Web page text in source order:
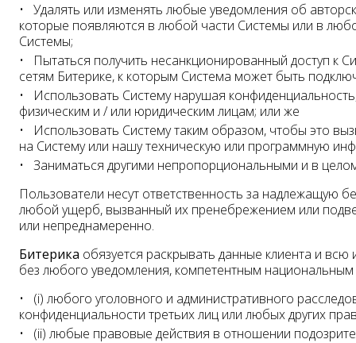
Удалять или изменять любые уведомления об
которые появляются в любой части Системы или в
Системы;
Пытаться получить несанкционированный доступ к
сетям Битерике, к которым Система может быть
Использовать Систему нарушая
физическим и / или юридическим лицам; или же
Использовать Систему таким образом, чтобы это
на Систему или нашу техническую или программную
Заниматься другими непропорциональными и в
Пользователи несут ответственность за надлежащую
любой ущерб, вызванный их пренебрежением или
или непреднамеренно.
Битерика обязуется раскрывать данные клиента и
без любого уведомления, компетентным
(i) любого уголовного и административного
конфиденциальности третьих лиц или любых других
(ii) любые правовые действия в отношении